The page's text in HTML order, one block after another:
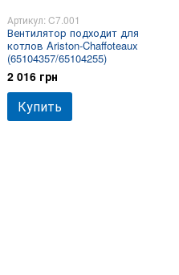
Артикул: C7.001
Вентилятор подходит для
котлов Ariston-Chaffoteaux
(65104357/65104255)
2 016 грн
Купить